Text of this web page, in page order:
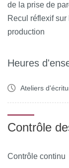
de la prise de
Recul réflexif sur
production
Heures
Ateliers
Contrôle
Contrôle continu